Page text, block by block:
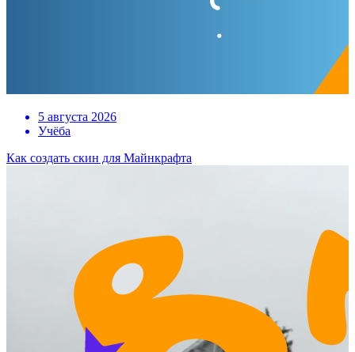
5 августа 2026
Учёба
Как создать скин для Майнкрафта